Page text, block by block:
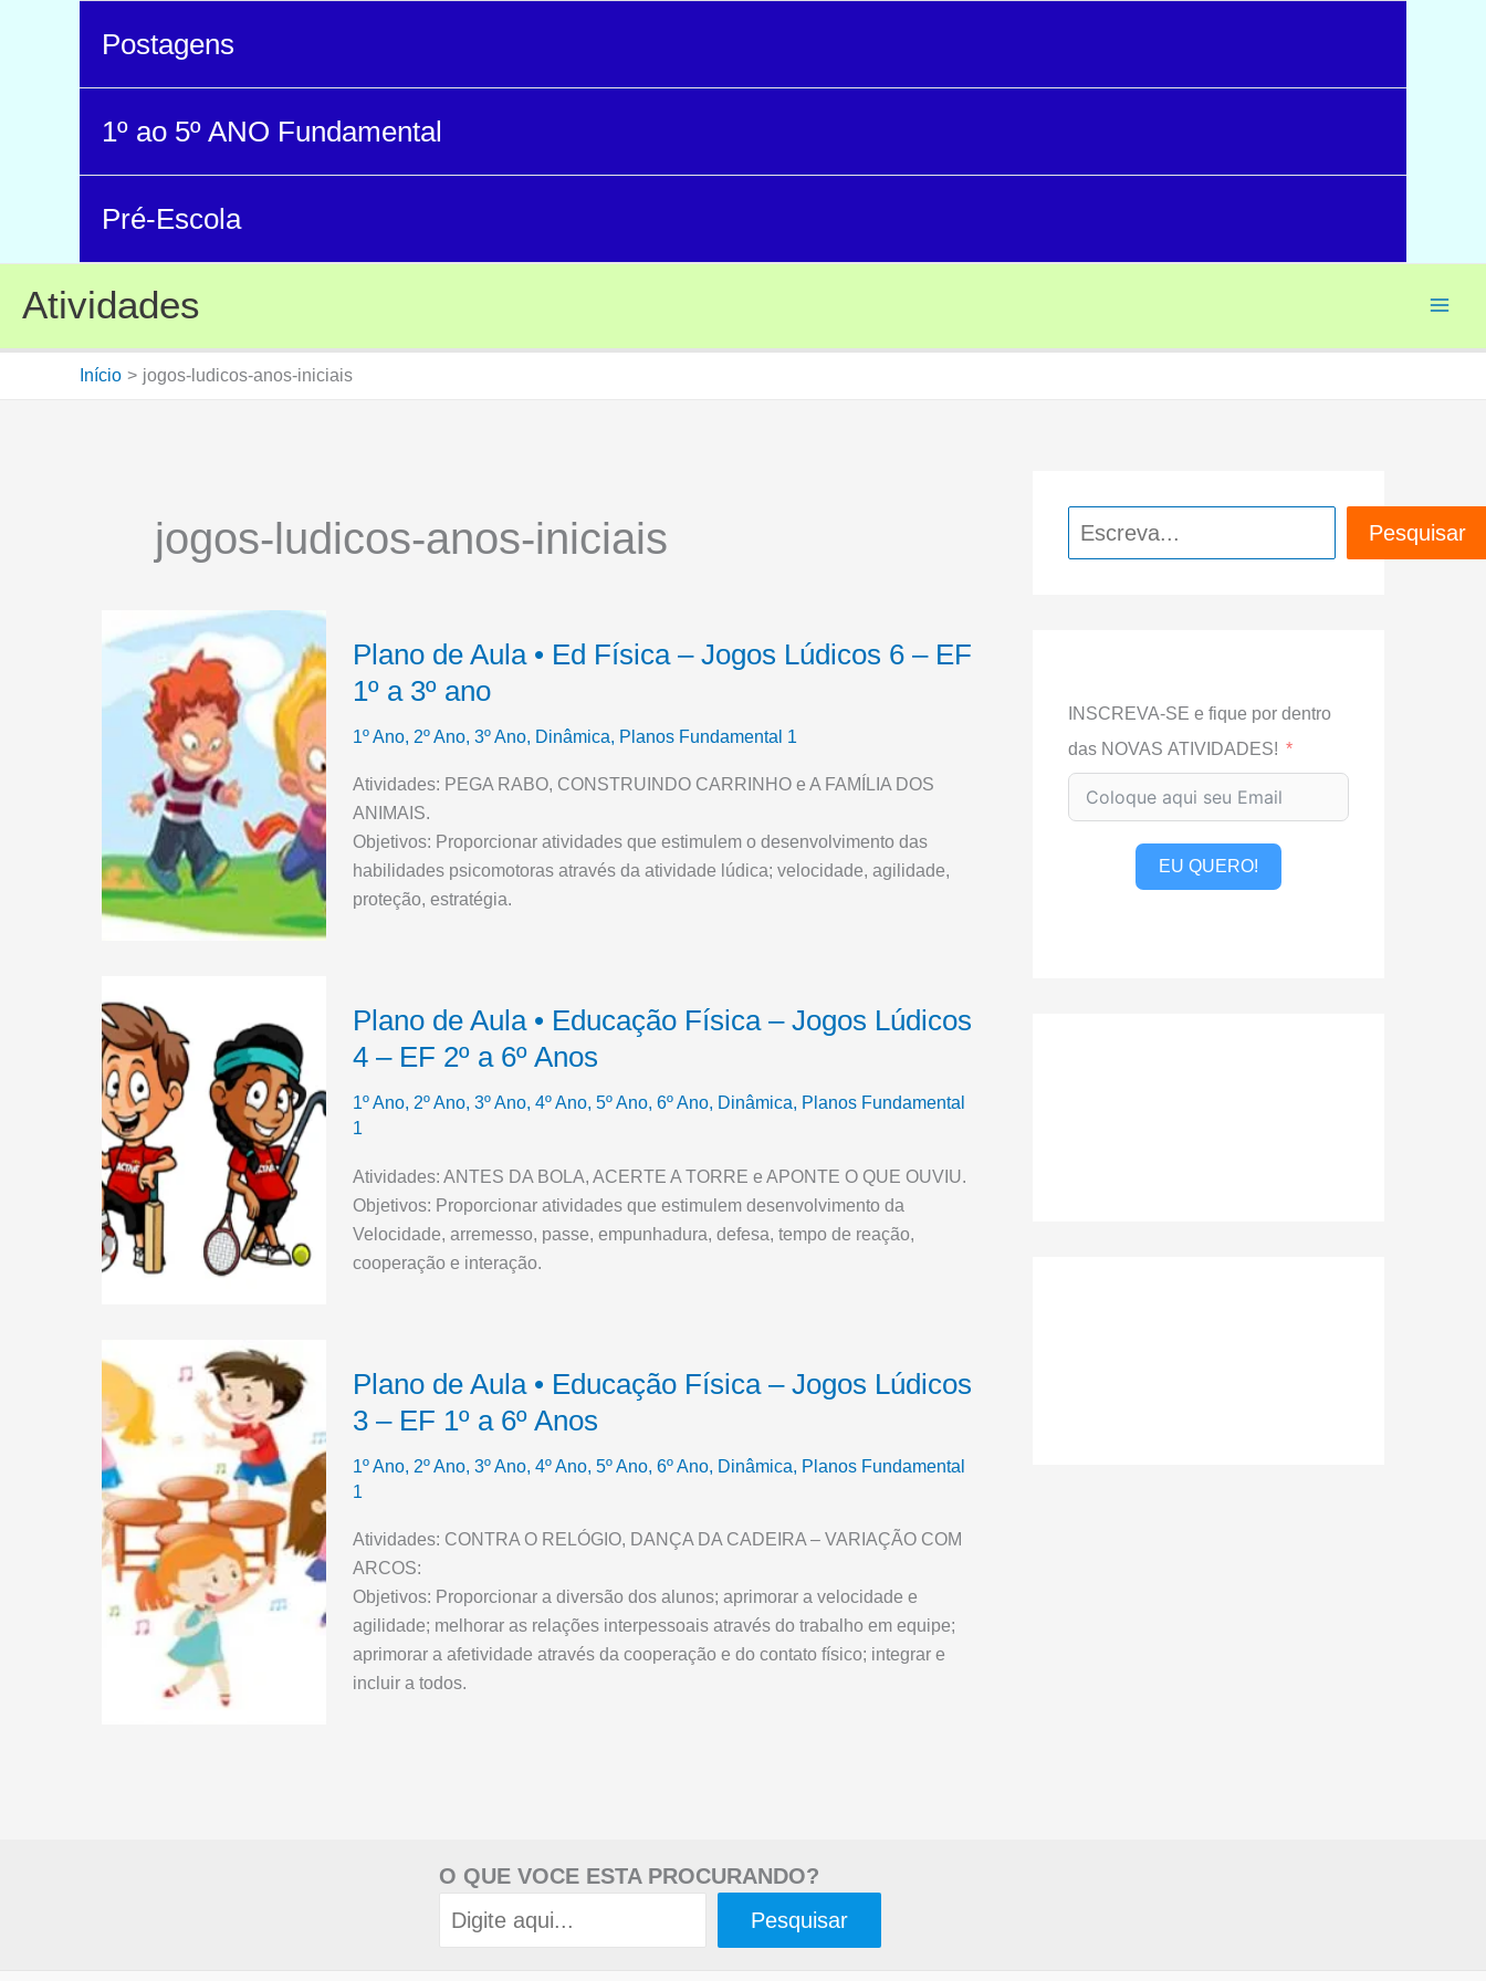
Postagens
1º ao 5º ANO Fundamental
Pré-Escola
Atividades
Início jogos-ludicos-anos-iniciais
jogos-ludicos-anos-iniciais
Plano de Aula • Ed Física – Jogos Lúdicos 6 – EF
1º a 3º ano
1º Ano, 2º Ano, 3º Ano, Dinâmica, Planos Fundamental 1
Atividades: PEGA RABO, CONSTRUINDO CARRINHO e A FAMÍLIA DOS
ANIMAIS.
Objetivos: Proporcionar atividades que estimulem o desenvolvimento das
habilidades psicomotoras através da atividade lúdica; velocidade, agilidade,
proteção, estratégia.
Plano de Aula • Educação Física – Jogos Lúdicos
4 – EF 2º a 6º Anos
1º Ano, 2º Ano, 3º Ano, 4º Ano, 5º Ano, 6º Ano, Dinâmica, Planos Fundamental
1
Atividades: ANTES DA BOLA, ACERTE A TORRE e APONTE O QUE OUVIU.
Objetivos: Proporcionar atividades que estimulem desenvolvimento da
Velocidade, arremesso, passe, empunhadura, defesa, tempo de reação,
cooperação e interação.
Plano de Aula • Educação Física – Jogos Lúdicos
3 – EF 1º a 6º Anos
1º Ano, 2º Ano, 3º Ano, 4º Ano, 5º Ano, 6º Ano, Dinâmica, Planos Fundamental
1
Atividades: CONTRA O RELÓGIO, DANÇA DA CADEIRA – VARIAÇÃO COM
ARCOS:
Objetivos: Proporcionar a diversão dos alunos; aprimorar a velocidade e
agilidade; melhorar as relações interpessoais através do trabalho em equipe;
aprimorar a afetividade através da cooperação e do contato físico; integrar e
incluir a todos.
Pesquisar Pesquisar
INSCREVA-SE e fique por dentro
das NOVAS ATIVIDADES!
EU QUERO!
O QUE VOCE ESTA PROCURANDO?
Pesquisar